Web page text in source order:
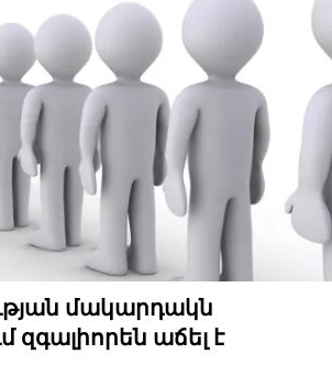
մակարդակն
զգալիորեն աճել է